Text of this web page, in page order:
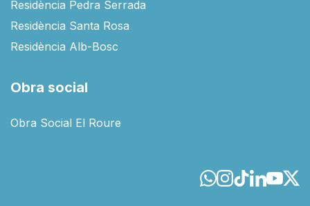
Residència Pedra Serrada
Residència Santa Rosa
Residència Alb-Bosc
Obra social
Obra Social El Roure